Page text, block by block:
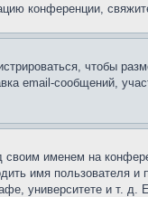
конференции,
чтобы
сообщений,
своим именем на
имя пользователя
университете и т. д.